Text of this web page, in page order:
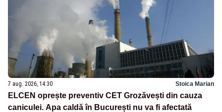
7 aug. 2026, 14:30 Stoica Marian
ELCEN oprește preventiv CET Grozăvești din cauza
caniculei. Apa caldă în București nu va fi afectată